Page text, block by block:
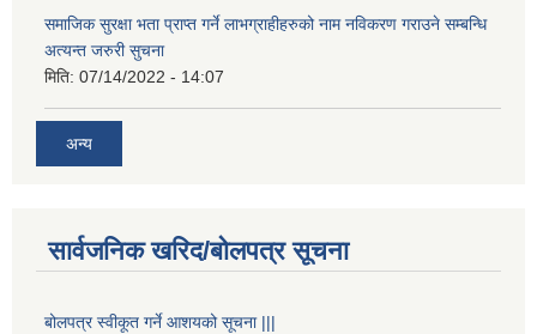
समाजिक सुरक्षा भता प्राप्त गर्ने लाभग्राहीहरुको नाम नविकरण गराउने सम्बन्धि
अत्यन्त जरुरी सुचना
मिति: 07/14/2022 - 14:07
अन्य
सार्वजनिक खरिद/बोलपत्र सूचना
बोलपत्र स्वीकूत गर्ने आशयको सूचना |||